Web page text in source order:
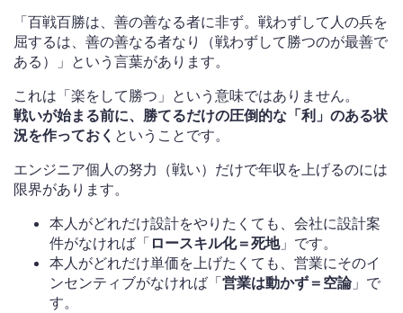
「百戦百勝は、善の善なる者に非ず。戦わずして人の兵を
屈するは、善の善なる者なり（戦わずして勝つのが最善で
ある）」という言葉があります。
これは「楽をして勝つ」という意味ではありません。
戦いが始まる前に、勝てるだけの圧倒的な「利」のある状
況を作っておく ということです。
エンジニア個人の努力（戦い）だけで年収を上げるのには
限界があります。
本人がどれだけ設計をやりたくても、会社に設計案
件がなければ「 ロースキル化＝死地」です。
本人がどれだけ単価を上げたくても、営業にそのイ
ンセンティブがなければ「営業は動かず＝空論」で
す。